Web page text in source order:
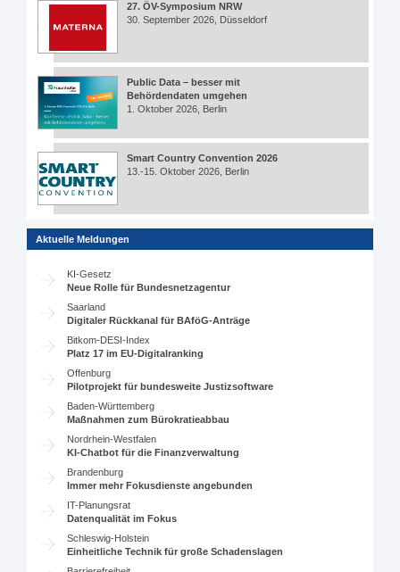
27. ÖV-Symposium NRW
30. September 2026, Düsseldorf
Public Data – besser mit
Behördendaten umgehen
1. Oktober 2026, Berlin
Smart Country Convention 2026
13.-15. Oktober 2026, Berlin
Aktuelle Meldungen
KI-Gesetz
Neue Rolle für Bundesnetzagentur
Saarland
Digitaler Rückkanal für BAföG-Anträge
Bitkom-DESI-Index
Platz 17 im EU-Digitalranking
Offenburg
Pilotprojekt für bundesweite Justizsoftware
Baden-Württemberg
Maßnahmen zum Bürokratieabbau
Nordrhein-Westfalen
KI-Chatbot für die Finanzverwaltung
Brandenburg
Immer mehr Fokusdienste angebunden
IT-Planungsrat
Datenqualität im Fokus
Schleswig-Holstein
Einheitliche Technik für große Schadenslagen